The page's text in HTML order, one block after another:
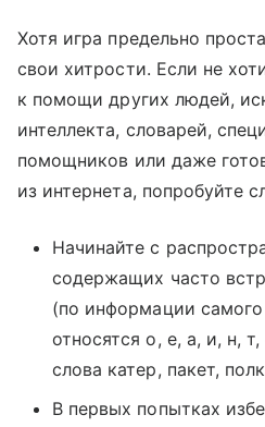
Хотя игра предельно
свои хитрости. Если не
к помощи других людей,
интеллекта, словарей,
помощников или даже
из интернета, попробуйте
Начинайте с
содержащих часто
(по информации
относятся о, е, а, и, н,
слова катер, пакет,
В первых попытках